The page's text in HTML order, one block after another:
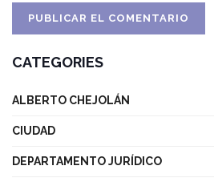
CATEGORIES
ALBERTO CHEJOLÁN
CIUDAD
DEPARTAMENTO JURÍDICO